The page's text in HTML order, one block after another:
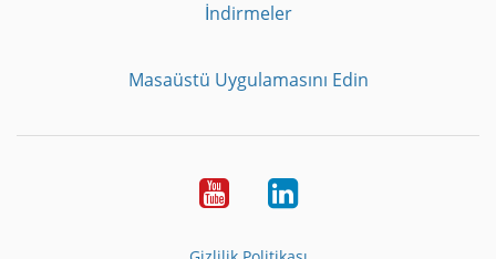
İndirmeler
Masaüstü Uygulamasını Edin
YoutubeLinkedIn